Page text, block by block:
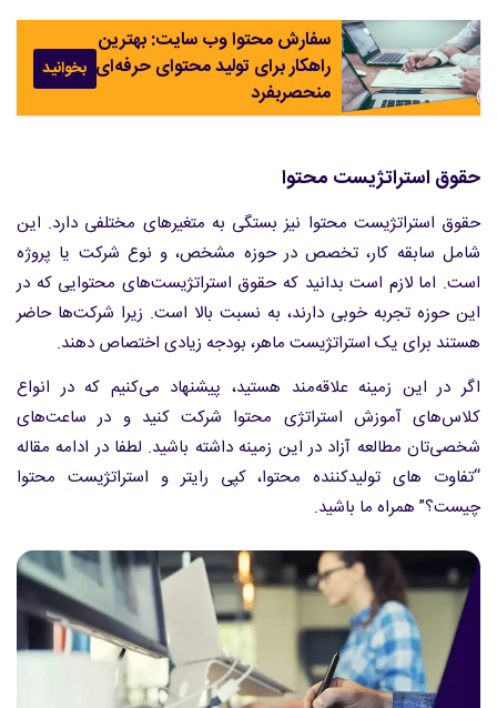
سفارش محتوا وب سایت: بهترین
راهکار برای تولید محتوای حرفه‌ای و
منحصربفرد
بخوانید
حقوق استراتژیست محتوا
حقوق استراتژیست محتوا نیز بستگی به متغیرهای مختلفی دارد. این
شامل سابقه کار، تخصص در حوزه مشخص، و نوع شرکت یا پروژه
است. اما لازم است بدانید که حقوق استراتژیست‌های محتوایی که در
این حوزه تجربه خوبی دارند، به نسبت بالا است. زیرا شرکت‌ها حاضر
هستند برای یک استراتژیست ماهر، بودجه زیادی اختصاص دهند.
اگر در این زمینه علاقه‌مند هستید، پیشنهاد می‌کنیم که در انواع
کلاس‌های آموزش استراتژی محتوا شرکت کنید و در ساعت‌های
شخصی‌تان مطالعه آزاد در این زمینه داشته باشید. لطفا در ادامه مقاله
“تفاوت های تولیدکننده محتوا، کپی رایتر و استراتژیست محتوا
چیست؟” همراه ما باشید.